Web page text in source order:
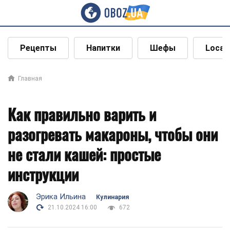
Рецепты Напитки Шефы Local
Главная
Как правильно варить и
разогревать макароны, чтобы они
не стали кашей: простые
инструкции
Эрика Ильина
Кулинария
21.10.2024 16:00
672